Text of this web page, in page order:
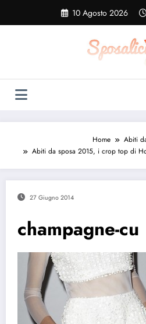
contenuto
10 Agosto 2026
Home
Abiti
Abiti da sposa 2015, i crop top di
27 Giugno 2014
champagne-cu